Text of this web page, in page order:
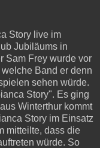
Story live im
Jubiläums in
Sam Frey wurde vor
Band er denn
sehen würde.
Story". Es ging
Winterthur kommt
Story im Einsatz
mitteilte, dass die
würde. So